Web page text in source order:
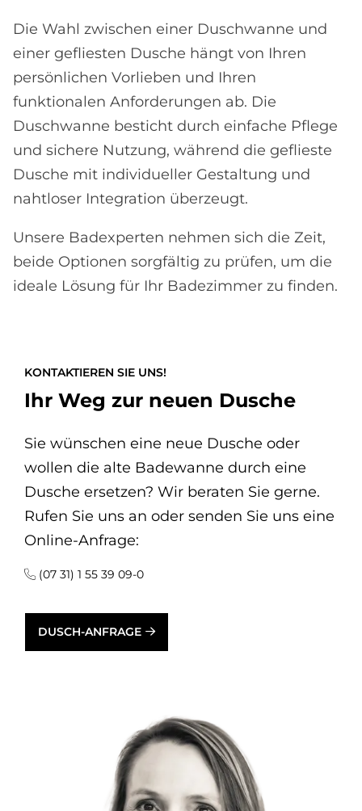
Die Wahl zwischen einer Duschwanne und
einer gefliesten Dusche hängt von Ihren
persönlichen Vorlieben und Ihren
funktionalen Anforderungen ab. Die
Duschwanne besticht durch einfache Pflege
und sichere Nutzung, während die geflieste
Dusche mit individueller Gestaltung und
nahtloser Integration überzeugt.
Unsere Badexperten nehmen sich die Zeit,
beide Optionen sorgfältig zu prüfen, um die
ideale Lösung für Ihr Badezimmer zu finden.
KONTAKTIEREN SIE UNS!
Ihr Weg zur neuen Dusche
Sie wünschen eine neue Dusche oder
wollen die alte Badewanne durch eine
Dusche ersetzen? Wir beraten Sie gerne.
Rufen Sie uns an oder senden Sie uns eine
Online-Anfrage:
(07 31) 1 55 39 09-0
DUSCH-ANFRAGE